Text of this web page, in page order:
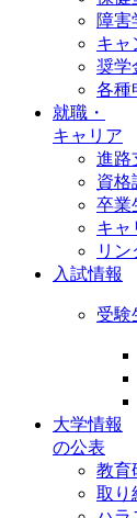
障害
キャ
奨学
各種
就職・
キャリア
進路
資格
卒業
キャ
リン
入試情報
受験
大学情報
の公表
教育
取り